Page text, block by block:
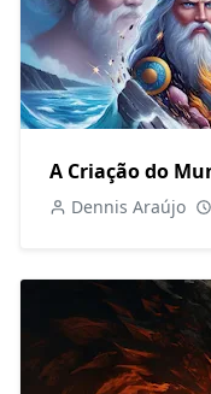
A Criação do
Dennis Araújo